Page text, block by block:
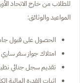
المواعيد والوثائق:
الحصول على قبول
امتلاك جواز سفر
تقديم سجل جنائي
إثبات القدرة المالية